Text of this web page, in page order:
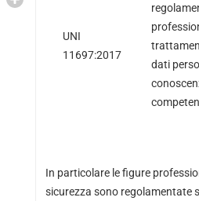
UNI
11697:2017
dati
In particolare le figure
sicurezza sono regolamentate